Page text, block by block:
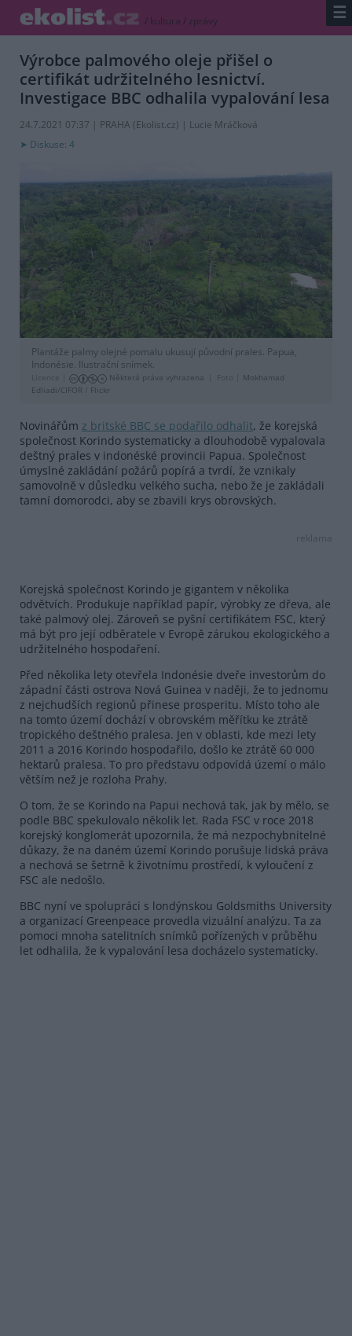
/ kultura / zprávy ☰
Výrobce palmového oleje přišel o
certifikát udržitelného lesnictví.
Investigace BBC odhalila vypalování lesa
24.7.2021 07:37 | PRAHA (Ekolist.cz) | Lucie Mráčková
Diskuse: 4
Plantáže palmy olejné pomalu ukusují původní prales. Papua,
Indonésie. Ilustrační snímek.
Licence | Některá práva vyhrazena Foto |
Mokhamad
Edliadi/CIFOR
Flickr
Novinářům z britské BBC se podařilo odhalit, že korejská
společnost Korindo systematicky a dlouhodobě vypalovala
deštný prales v indonéské provincii Papua. Společnost
úmyslné zakládání požárů popírá a tvrdí, že vznikaly
samovolně v důsledku velkého sucha, nebo že je zakládali
tamní domorodci, aby se zbavili krys obrovských.
reklama
Korejská společnost Korindo je gigantem v několika
odvětvích. Produkuje například papír, výrobky ze dřeva, ale
také palmový olej. Zároveň se pyšní certifikátem FSC, který
má být pro její odběratele v Evropě zárukou ekologického a
udržitelného hospodaření.
Před několika lety otevřela Indonésie dveře investorům do
západní části ostrova Nová Guinea v naději, že to jednomu
z nejchudších regionů přinese prosperitu. Místo toho ale
na tomto území dochází v obrovském měřítku ke ztrátě
tropického deštného pralesa. Jen v oblasti, kde mezi lety
2011 a 2016 Korindo hospodařilo, došlo ke ztrátě 60 000
hektarů pralesa. To pro představu odpovídá území o málo
větším než je rozloha Prahy.
O tom, že se Korindo na Papui nechová tak, jak by mělo, se
podle BBC spekulovalo několik let. Rada FSC v roce 2018
korejský konglomerát upozornila, že má nezpochybnitelné
důkazy, že na daném území Korindo porušuje lidská práva
a nechová se šetrně k životnímu prostředí, k vyloučení z
FSC ale nedošlo.
BBC nyní ve spolupráci s londýnskou Goldsmiths University
a organizací Greenpeace provedla vizuální analýzu. Ta za
pomoci mnoha satelitních snímků pořízených v průběhu
let odhalila, že k vypalování lesa docházelo systematicky.